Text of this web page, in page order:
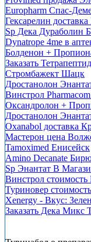
Europharm Спас-
Гексарелин
Sp Дека Дураболин
Dynatrope 4me в
Болденон +
Заказать
Стромбажект Шацк
Дростанолон
Винстрол
Оксандролон +
Дростанолон
Oxanabol доставка
Мастерон цена
Tamoximed Енисейск
Amino Decanate
Sp Энантат В
Винстрол стоимость
Туриновер
Xenergy - Вкус:
Заказать Дека Микс